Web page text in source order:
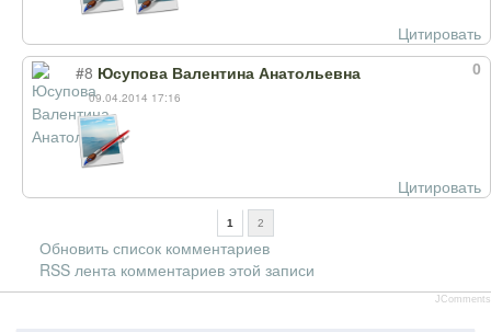
Цитировать
0
#8 Юсупова Валентина Анатольевна
09.04.2014 17:16
Цитировать
1 2
Обновить список комментариев
RSS лента комментариев этой записи
JComments